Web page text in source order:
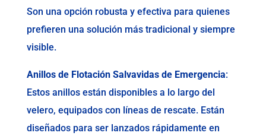
Son una opción robusta y efectiva para quienes
prefieren una solución más tradicional y siempre
visible.
Anillos de Flotación Salvavidas de Emergencia:
Estos anillos están disponibles a lo largo del
velero, equipados con líneas de rescate. Están
diseñados para ser lanzados rápidamente en